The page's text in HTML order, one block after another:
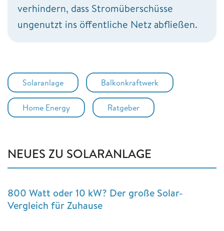
verhindern, dass Stromüberschüsse
ungenutzt ins öffentliche Netz abfließen.
Solaranlage Balkonkraftwerk
Home Energy Ratgeber
NEUES ZU SOLARANLAGE
800 Watt oder 10 kW? Der große Solar-
Vergleich für Zuhause